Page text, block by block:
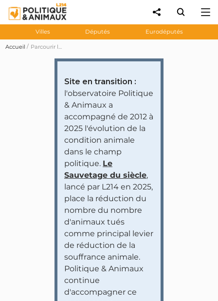
Villes Députés Eurodéputés
Accueil Parcourir les prises de position des personnalités et partis politiques
Site en transition :
l'observatoire Politique
& Animaux a
accompagné de 2012 à
2025 l'évolution de la
condition animale
dans le champ
politique. Le
Sauvetage du siècle,
lancé par L214 en 2025,
place la réduction du
nombre du nombre
d'animaux tués
comme principal levier
de réduction de la
souffrance animale.
Politique & Animaux
continue
d'accompagner ce